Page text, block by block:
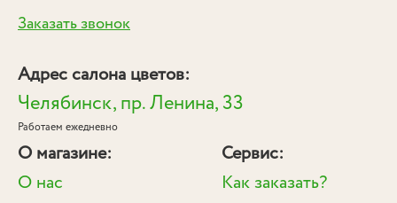
Заказать звонок
Адрес салона цветов:
Челябинск, пр. Ленина, 33
Работаем ежедневно
О магазине:
О нас
Сервис:
Как заказать?